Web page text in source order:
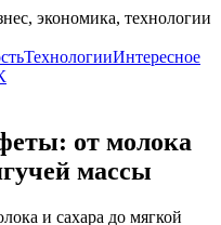
экономика, технологии
ТехнологииИнтересное
от молока
массы